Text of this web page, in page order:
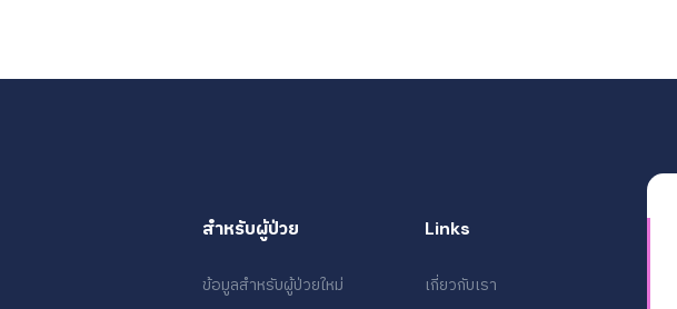
สำหรับผู้ป่วย
ข้อมูลสำหรับผู้ป่วยใหม่
Links
เกี่ยวกับเรา